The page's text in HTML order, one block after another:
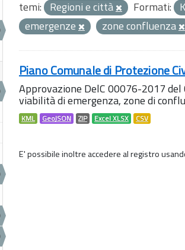
temi: Regioni e città Formati:
emergenze
zone confluenza
Piano Comunale di Protezione
Approvazione DelC 00076-2017
viabilità di emergenza, zone di
KML GeoJSON ZIP Excel XLSX CSV
E' possibile inoltre accedere al registro